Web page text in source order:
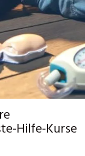
Hilfe-Kurse